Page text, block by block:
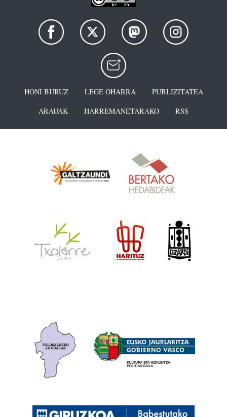
HONI BURUZ LEGE OHARRA
PUBLIZITATEA
ARAUAK
HARREMANETARAKO RSS